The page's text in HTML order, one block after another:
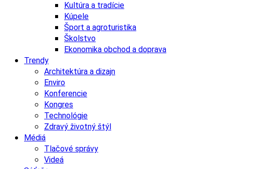
Kultúra a tradície
Kúpele
Šport a agroturistika
Školstvo
Ekonomika obchod a doprava
Trendy
Architektúra a dizajn
Enviro
Konferencie
Kongres
Technológie
Zdravý životný štýl
Médiá
Tlačové správy
Videá